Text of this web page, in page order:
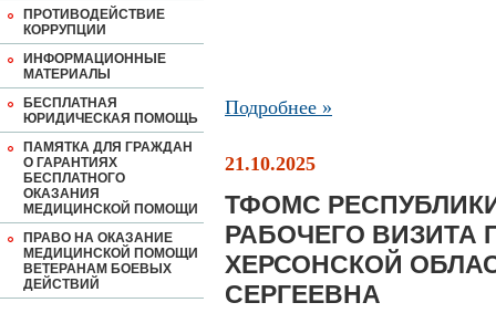
ПРОТИВОДЕЙСТВИЕ
КОРРУПЦИИ
ИНФОРМАЦИОННЫЕ
МАТЕРИАЛЫ
БЕСПЛАТНАЯ
ЮРИДИЧЕСКАЯ ПОМОЩЬ
ПАМЯТКА ДЛЯ ГРАЖДАН
О ГАРАНТИЯХ
БЕСПЛАТНОГО
ОКАЗАНИЯ
МЕДИЦИНСКОЙ ПОМОЩИ
ПРАВО НА ОКАЗАНИЕ
МЕДИЦИНСКОЙ ПОМОЩИ
ВЕТЕРАНАМ БОЕВЫХ
ДЕЙСТВИЙ
Подробнее »
21.10.2025
ТФОМС
РАБОЧЕГО ВИЗИТА
ХЕРСОНСКОЙ
СЕРГЕЕВНА